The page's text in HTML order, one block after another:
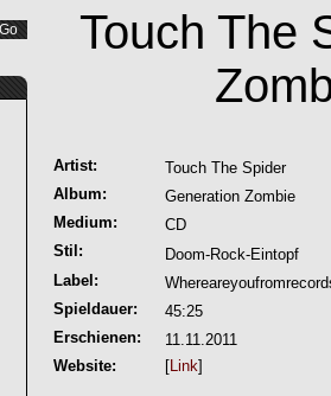
Touch The
Artist:
Touch The Spider
Album:
Generation Zombie
Medium:
CD
Stil:
Doom-Rock-Eintopf
Label:
Spieldauer:
45:25
Erschienen:
11.11.2011
Website:
[Link]